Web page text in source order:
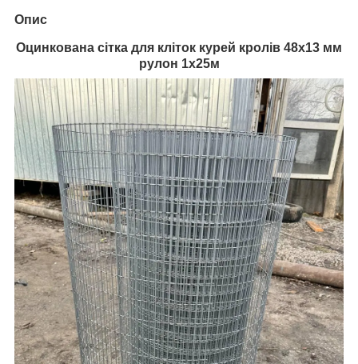
Опис
Оцинкована сітка для кліток курей кролів 48х13 ​​мм
рулон 1х25м